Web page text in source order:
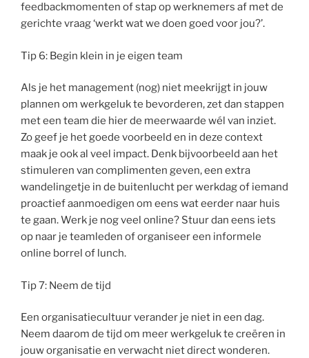
feedbackmomenten of stap op werknemers af met de
gerichte vraag ‘werkt wat we doen goed voor jou?’.
Tip 6: Begin klein in je eigen team
Als je het management (nog) niet meekrijgt in jouw
plannen om werkgeluk te bevorderen, zet dan stappen
met een team die hier de meerwaarde wél van inziet.
Zo geef je het goede voorbeeld en in deze context
maak je ook al veel impact. Denk bijvoorbeeld aan het
stimuleren van complimenten geven, een extra
wandelingetje in de buitenlucht per werkdag of iemand
proactief aanmoedigen om eens wat eerder naar huis
te gaan. Werk je nog veel online? Stuur dan eens iets
op naar je teamleden of organiseer een informele
online borrel of lunch.
Tip 7: Neem de tijd
Een organisatiecultuur verander je niet in een dag.
Neem daarom de tijd om meer werkgeluk te creëren in
jouw organisatie en verwacht niet direct wonderen.